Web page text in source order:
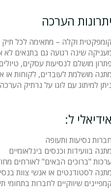
הערכה
וקלה – מתאימה לכל תיק
שינה רגועה גם בתנאים לא
מושלם לנסיעות עסקים,
מושלמת לעובדים, לקוחות או
למיתוג עם לוגו על נרתיק
ל:
נסיעות ותעופה
בוועידות וכנסים בינלאומיים
"ברוכים הבאים" לאורחים
לסטודנטים או אנשי צוות
שיווקיים לחברות בתחומי